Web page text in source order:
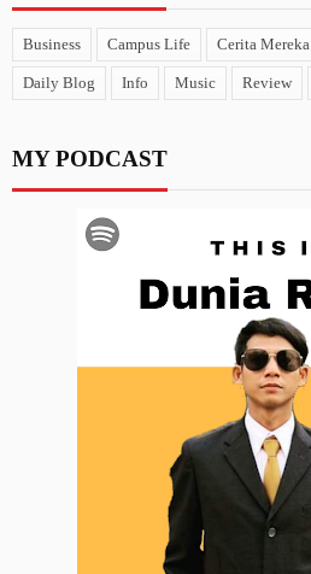
Business Campus Life Cerita Mereka
Daily Blog Info Music Review
MY PODCAST